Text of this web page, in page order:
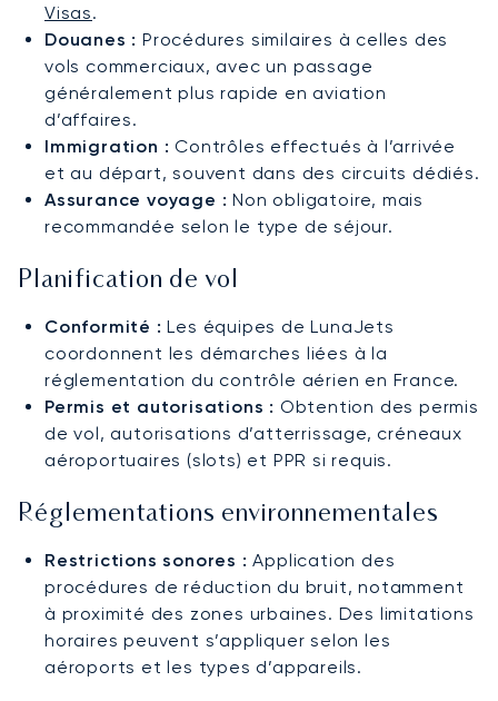
Visas.
Douanes : Procédures similaires à celles des
vols commerciaux, avec un passage
généralement plus rapide en aviation
d’affaires.
Immigration :Contrôles effectués à l’arrivée
et au départ, souvent dans des circuits dédiés.
Assurance voyage :Non obligatoire, mais
recommandée selon le type de séjour.
Planification de vol
Conformité :Les équipes de LunaJets
coordonnent les démarches liées à la
réglementation du contrôle aérien en France.
Permis et autorisations : Obtention des permis
de vol, autorisations d’atterrissage, créneaux
aéroportuaires (slots) et PPR si requis.
Réglementations environnementales
Restrictions sonores : Application des
procédures de réduction du bruit, notamment
à proximité des zones urbaines. Des limitations
horaires peuvent s’appliquer selon les
aéroports et les types d’appareils.